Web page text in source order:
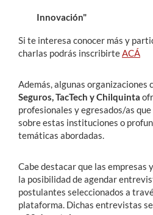
Innovación"
Si te interesa conocer más y
charlas podrás inscribirteACÁ
Además, algunas organizaciones
Seguros, TacTech y Chilquinta
profesionales y egresados/as
sobre estas instituciones o
temáticas abordadas.
Cabe destacar que las empresas
la posibilidad de agendar
postulantes seleccionados a
plataforma. Dichas entrevistas